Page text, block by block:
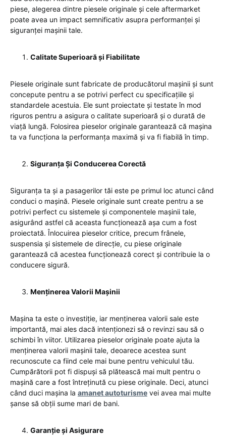
piese, alegerea dintre piesele originale și cele aftermarket
poate avea un impact semnificativ asupra performanței și
siguranței mașinii tale.
Calitate Superioară și Fiabilitate
Piesele originale sunt fabricate de producătorul mașinii și sunt
concepute pentru a se potrivi perfect cu specificațiile și
standardele acestuia. Ele sunt proiectate și testate în mod
riguros pentru a asigura o calitate superioară și o durată de
viață lungă. Folosirea pieselor originale garantează că mașina
ta va funcționa la performanța maximă și va fi fiabilă în timp.
Siguranța Și Conducerea Corectă
Siguranța ta și a pasagerilor tăi este pe primul loc atunci când
conduci o mașină. Piesele originale sunt create pentru a se
potrivi perfect cu sistemele și componentele mașinii tale,
asigurând astfel că aceasta funcționează așa cum a fost
proiectată. Înlocuirea pieselor critice, precum frânele,
suspensia și sistemele de direcție, cu piese originale
garantează că acestea funcționează corect și contribuie la o
conducere sigură.
Menținerea Valorii Mașinii
Mașina ta este o investiție, iar menținerea valorii sale este
importantă, mai ales dacă intenționezi să o revinzi sau să o
schimbi în viitor. Utilizarea pieselor originale poate ajuta la
menținerea valorii mașinii tale, deoarece acestea sunt
recunoscute ca fiind cele mai bune pentru vehiculul tău.
Cumpărătorii pot fi dispuși să plătească mai mult pentru o
mașină care a fost întreținută cu piese originale. Deci, atunci
când duci mașina la amanet autoturisme vei avea mai multe
șanse să obții sume mari de bani.
Garanție și Asigurare